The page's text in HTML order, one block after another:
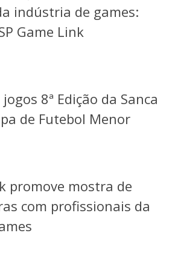
Interativos
e Financeiro
indústria de games:
Game Link
jogos 8ª Edição da Sanca
de Futebol Menor
promove mostra de
com profissionais da